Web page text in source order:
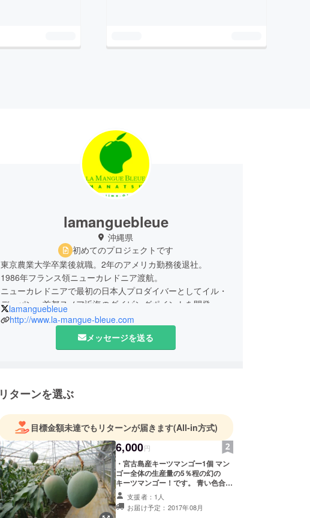
lamanguebleue
沖縄県
初めてのプロジェクトです
東京農業大学卒業後就職。2年のアメリカ勤務後退社。
1986年フランス領ニューカレドニア渡航。
ニューカレドニアで最初の日本人プロダイバーとしてイル・
デ・パン、首都ヌメア近海のダイビングポイントを開発。
サービス・ショップ「 LE GRAND BLEU」起業、経営。
20年にわたるニューカレドニア在住時に日常的にマンゴー、
ライチを始めとする多くの熱帯果樹に接する。
2017年 ライチ栽培規模拡大に着手、現在に至る。
lamanguebleue
http://www.la-mangue-bleue.com
メッセージを送る
リターンを選ぶ
目標金額未達でもリターンが届きます(All-in方式)
6,000円
・宮古島産キーツマンゴー1個 マン
ゴー全体の生産量の5％程の幻の
キーツマンゴー！です。 青い色合い
から想像できないミルキーで濃厚な
甘さはまさに世界三大果実の一つで
す。 幻のキーツマンゴー500ｇサイ
支援者：1人
お届け予定：2017年08月